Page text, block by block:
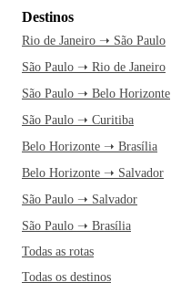
Destinos
Rio de Janeiro ➝ São Paulo
São Paulo ➝ Rio de Janeiro
São Paulo ➝ Belo Horizonte
São Paulo ➝ Curitiba
Belo Horizonte ➝ Brasília
Belo Horizonte ➝ Salvador
São Paulo ➝ Salvador
São Paulo ➝ Brasília
Todas as rotas
Todas os destinos